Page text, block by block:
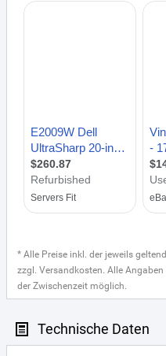
* Alle Preise inkl. der jeweils
zzgl. Versandkosten. Alle
der Zwischenzeit möglich.
Technische Daten